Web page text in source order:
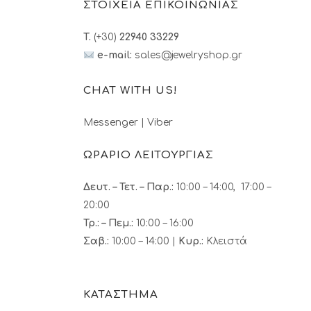
ΣΤΟΙΧΕΙΑ ΕΠΙΚΟΙΝΩΝΙΑΣ
T. (+30) 22940 33229
e-mail: sales@jewelryshop.gr
CHAT WITH US!
Messenger Viber
ΩΡΑΡΙΟ ΛΕΙΤΟΥΡΓΙΑΣ
Δευτ. – Τετ. – Παρ.: 10:00 – 14:00, 17:00 –
20:00
Τρ.: – Πεμ.: 10:00 – 16:00
Σαβ.: 10:00 – 14:00 | Κυρ.: Κλειστά
ΚΑΤΑΣΤΗΜΑ